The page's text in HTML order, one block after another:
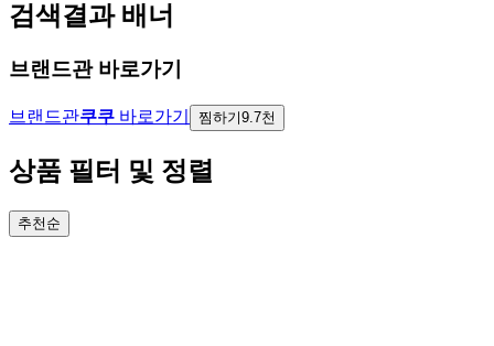
검색결과 배너
브랜드관 바로가기
브랜드관쿠쿠 바로가기 찜하기9.7천
상품 필터 및 정렬
추천순